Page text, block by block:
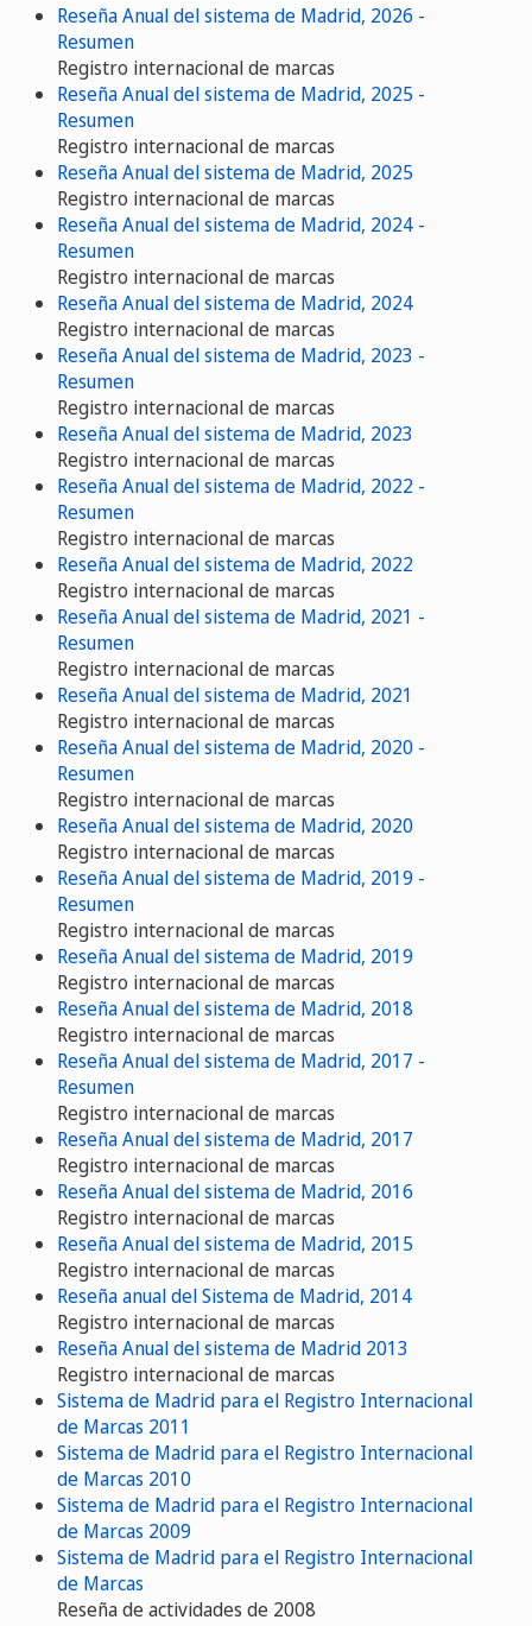
Reseña Anual del sistema de Madrid, 2026 -
Resumen
Registro internacional de marcas
Reseña Anual del sistema de Madrid, 2025 -
Resumen
Registro internacional de marcas
Reseña Anual del sistema de Madrid, 2025
Registro internacional de marcas
Reseña Anual del sistema de Madrid, 2024 -
Resumen
Registro internacional de marcas
Reseña Anual del sistema de Madrid, 2024
Registro internacional de marcas
Reseña Anual del sistema de Madrid, 2023 -
Resumen
Registro internacional de marcas
Reseña Anual del sistema de Madrid, 2023
Registro internacional de marcas
Reseña Anual del sistema de Madrid, 2022 -
Resumen
Registro internacional de marcas
Reseña Anual del sistema de Madrid, 2022
Registro internacional de marcas
Reseña Anual del sistema de Madrid, 2021 -
Resumen
Registro internacional de marcas
Reseña Anual del sistema de Madrid, 2021
Registro internacional de marcas
Reseña Anual del sistema de Madrid, 2020 -
Resumen
Registro internacional de marcas
Reseña Anual del sistema de Madrid, 2020
Registro internacional de marcas
Reseña Anual del sistema de Madrid, 2019 -
Resumen
Registro internacional de marcas
Reseña Anual del sistema de Madrid, 2019
Registro internacional de marcas
Reseña Anual del sistema de Madrid, 2018
Registro internacional de marcas
Reseña Anual del sistema de Madrid, 2017 -
Resumen
Registro internacional de marcas
Reseña Anual del sistema de Madrid, 2017
Registro internacional de marcas
Reseña Anual del sistema de Madrid, 2016
Registro internacional de marcas
Reseña Anual del sistema de Madrid, 2015
Registro internacional de marcas
Reseña anual del Sistema de Madrid, 2014
Registro internacional de marcas
Reseña Anual del sistema de Madrid 2013
Registro internacional de marcas
Sistema de Madrid para el Registro Internacional
de Marcas 2011
Sistema de Madrid para el Registro Internacional
de Marcas 2010
Sistema de Madrid para el Registro Internacional
de Marcas 2009
Sistema de Madrid para el Registro Internacional
de Marcas
Reseña de actividades de 2008